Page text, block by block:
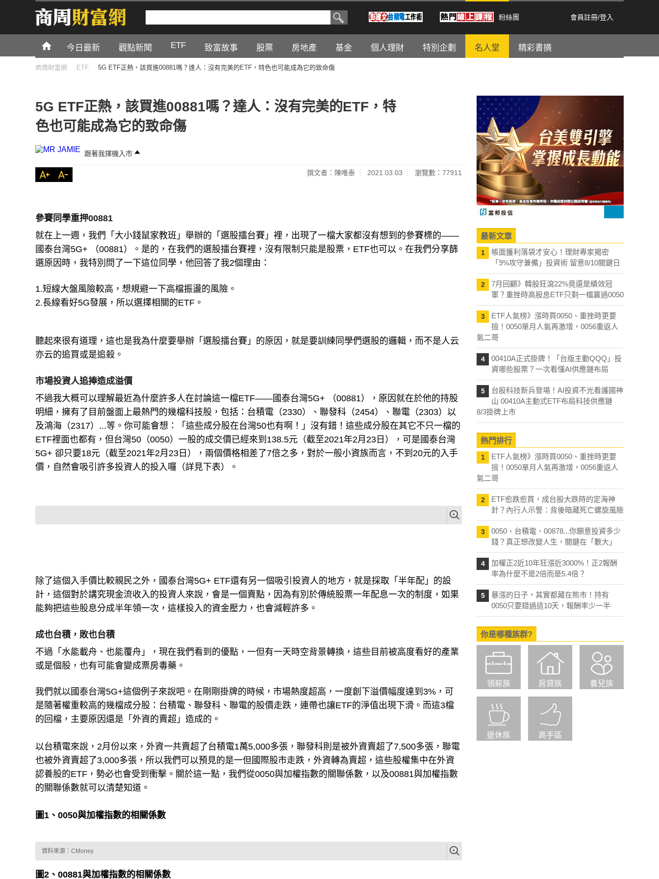
粉絲團 會員註冊/登入
今日最新 觀點新聞 ETF 致富故事 股票 房地產 基金 個人理財 特別企劃 名人堂 精彩書摘
商周財富網 ETF 5G ETF正熱，該買進00881嗎？達人：沒有完美的ETF，特色也可能成為它的致命傷
5G ETF正熱，該買進00881嗎？達人：沒有完美的ETF，特
色也可能成為它的致命傷
跟著我擇機入市
撰文者：陳唯泰 2021.03.03 瀏覽數：77911
參賽同學重押00881
就在上一週，我們「大小錢鼠家教班」舉辦的「選股擂台賽」裡，出現了一檔大家都沒有想到的參賽標的——
國泰台灣5G+ （00881）。是的，在我們的選股擂台賽裡，沒有限制只能是股票，ETF也可以。在我們分享篩
1.短線大盤風險較高，想規避一下高檔振盪的風險。
聽起來很有道理，這也是我為什麼要舉辦「選股擂台賽」的原因，就是要訓練同學們選股的邏輯，而不是人云
市場投資人追捧造成溢價
不過我大概可以理解最近為什麼許多人在討論這一檔ETF——國泰台灣5G+ （00881），原因就在於他的持股
明細，擁有了目前盤面上最熱門的幾檔科技股，包括：台積電（2330）、聯發科（2454）、聯電（2303）以
及鴻海（2317）...等。你可能會想：「這些成分股在台灣50也有啊！」沒有錯！這些成分股在其它不只一檔的
ETF裡面也都有，但台灣50（0050）一股的成交價已經來到138.5元（截至2021年2月23日），可是國泰台灣
5G+ 卻只要18元（截至2021年2月23日），兩個價格相差了7倍之多，對於一般小資族而言，不到20元的入手
除了這個入手價比較親民之外，國泰台灣5G+ ETF還有另一個吸引投資人的地方，就是採取「半年配」的設
計，這個對於講究現金流收入的投資人來說，會是一個賣點，因為有別於傳統股票一年配息一次的制度，如果
成也台積，敗也台積
不過「水能載舟、也能覆舟」，現在我們看到的優點，一但有一天時空背景轉換，這些目前被高度看好的產業
我們就以國泰台灣5G+這個例子來說吧。在剛剛掛牌的時候，市場熱度超高，一度創下溢價幅度達到3%，可
是隨著權重較高的幾檔成分股：台積電、聯發科、聯電的股價走跌，連帶也讓ETF的淨值出現下滑。而這3檔
以台積電來說，2月份以來，外資一共賣超了台積電1萬5,000多張，聯發科則是被外資賣超了7,500多張，聯電
也被外資賣超了3,000多張，所以我們可以預見的是一但國際股市走跌，外資轉為賣超，這些股權集中在外資
認養股的ETF，勢必也會受到衝擊。關於這一點，我們從0050與加權指數的關聯係數，以及00881與加權指數
最新文章
1
帳面獲利落袋才安心！理財專家揭密
「9%攻守兼備」投資術 留意8/10關鍵日
2
7月回顧》韓股狂瀉22%竟還是績效冠
軍？重挫時高股息ETF只剩一檔贏過0050
3
ETF人氣榜》漲時買0050、重挫時更要
撿！0050單月人氣再激增，0056重返人
氣二哥
4
00410A正式掛牌！「台版主動QQQ」投
資哪些股票？一次看懂AI供應鏈布局
5
台股科技新兵登場！AI投資不光看護國神
山 00410A主動式ETF布局科技供應鏈
8/3掛牌上市
熱門排行
1
ETF人氣榜》漲時買0050、重挫時更要
撿！0050單月人氣再激增，0056重返人
氣二哥
2
ETF愈跌愈買，成台股大跌時的定海神
針？內行人示警：背後暗藏死亡螺旋風險
3
0050、台積電、00878...你願意投資多少
錢？真正想改變人生，關鍵在「數大」
4
加權正2近10年狂漲近3000%！正2報酬
率為什麼不是2倍而是5.4倍？
5
暴漲的日子，其實都藏在熊市！持有
0050只要錯過這10天，報酬率少一半
你是哪種族群?
領薪族 房貸族 養兒族
退休族 高手區